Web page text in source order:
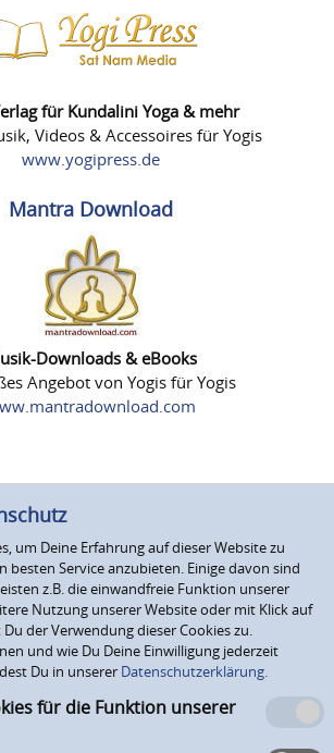
für Kundalini Yoga & mehr
Videos & Accessoires für Yogis
www.yogipress.de
Mantra Download
Downloads & eBooks
Angebot von Yogis für Yogis
um Deine Erfahrung auf dieser Website zu
besten Service anzubieten. Einige davon sind
z.B. die einwandfreie Funktion unserer
Nutzung unserer Website oder mit Klick auf
der Verwendung dieser Cookies zu.
und wie Du Deine Einwilligung jederzeit
Du in unserer Datenschutzerklärung.
für die Funktion unserer